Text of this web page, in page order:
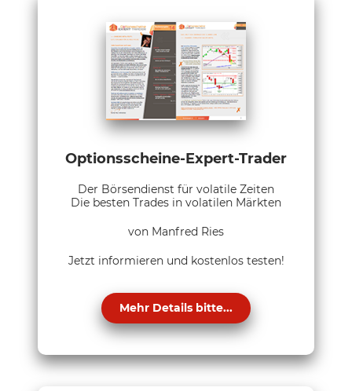
Optionsscheine-Expert-Trader
Der Börsendienst für volatile Zeiten
Die besten Trades in volatilen Märkten
von Manfred Ries
Jetzt informieren und kostenlos testen!
Mehr Details bitte...